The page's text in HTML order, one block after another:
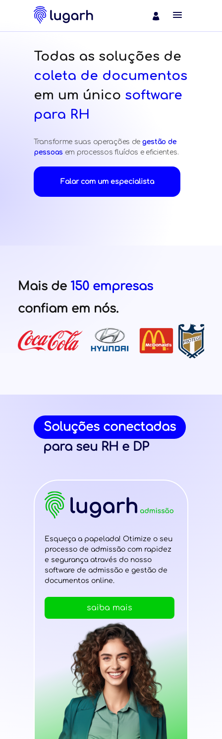
Todas as soluções de
coleta de documentos
em um único software
para RH
Transforme suas operações de gestão de
pessoas em processos fluídos e eficientes.
Falar com um especialista
Mais de 150 empresas
confiam em nós.
Soluções conectadas
para seu RH e DP
Esqueça a papelada! Otimize o seu
processo de admissão com rapidez
e segurança através do nosso
software de admissão e gestão de
documentos online.
saiba mais